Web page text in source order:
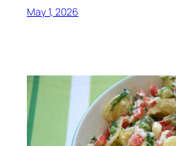
May 1, 2026